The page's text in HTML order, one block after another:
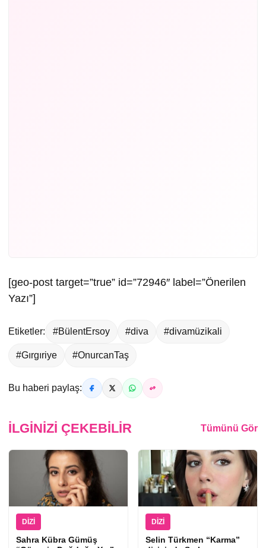
[geo-post target=”true” id=”72946″ label=”Önerilen
Yazı”]
Etiketler: #BülentErsoy #diva #divamüzikali
#Gırgıriye #OnurcanTaş
Bu haberi paylaş:
İLGINIZI ÇEKEBILIR Tümünü Gör
DIZI
Sahra Kübra Gümüş
DIZI
Selin Türkmen “Karma”